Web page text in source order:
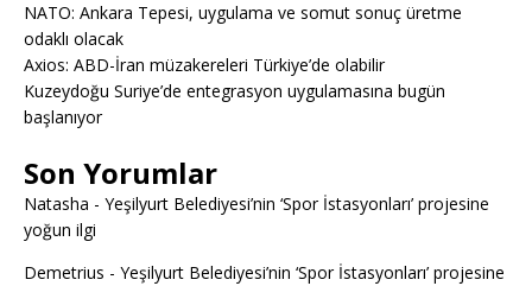
NATO: Ankara Tepesi, uygulama ve somut sonuç üretme
odaklı olacak
Axios: ABD-İran müzakereleri Türkiye’de olabilir
Kuzeydoğu Suriye’de entegrasyon uygulamasına bugün
başlanıyor
Son Yorumlar
Natasha - Yeşilyurt Belediyesi’nin ‘Spor İstasyonları’ projesine
yoğun ilgi
Demetrius - Yeşilyurt Belediyesi’nin ‘Spor İstasyonları’ projesine